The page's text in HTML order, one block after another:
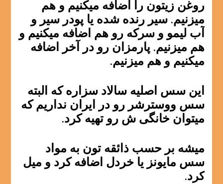
روغن زیتون را اضافه میکنیم و هم
میزنیم. سیر رنده شده یا پودر سیر و
آب لیمو و سرکه رو هم اضافه میکنیم و
هم میزنیم. پارمزان رو در آخر اضافه
میکنیم و هم میزنیم.
این سس اصلیه سالاد سزاره که البته
سس ووسترشر رو در ایران نداریم که
میتوان خانگی ش رو تهیه کرد.
میشه بر حسب ذائقه تون به مواد
سس مایونز یا خردل اضافه کرد و میل
کرد.